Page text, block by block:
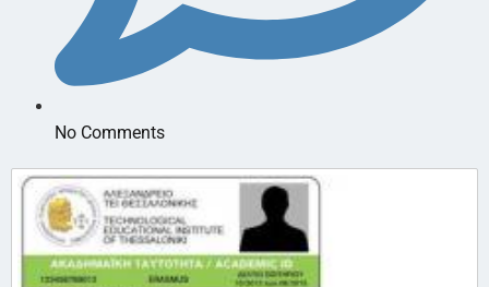
No Comments